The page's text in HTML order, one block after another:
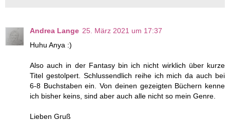
Andrea Lange 25. März 2021 um 17:37
Huhu Anya :)
Also auch in der Fantasy bin ich nicht wirklich über kurze
Titel gestolpert. Schlussendlich reihe ich mich da auch bei
6-8 Buchstaben ein. Von deinen gezeigten Büchern kenne
ich bisher keins, sind aber auch alle nicht so mein Genre.
Lieben Gruß